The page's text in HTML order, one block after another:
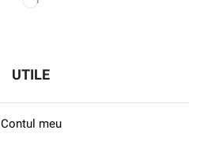
UTILE
Contul meu